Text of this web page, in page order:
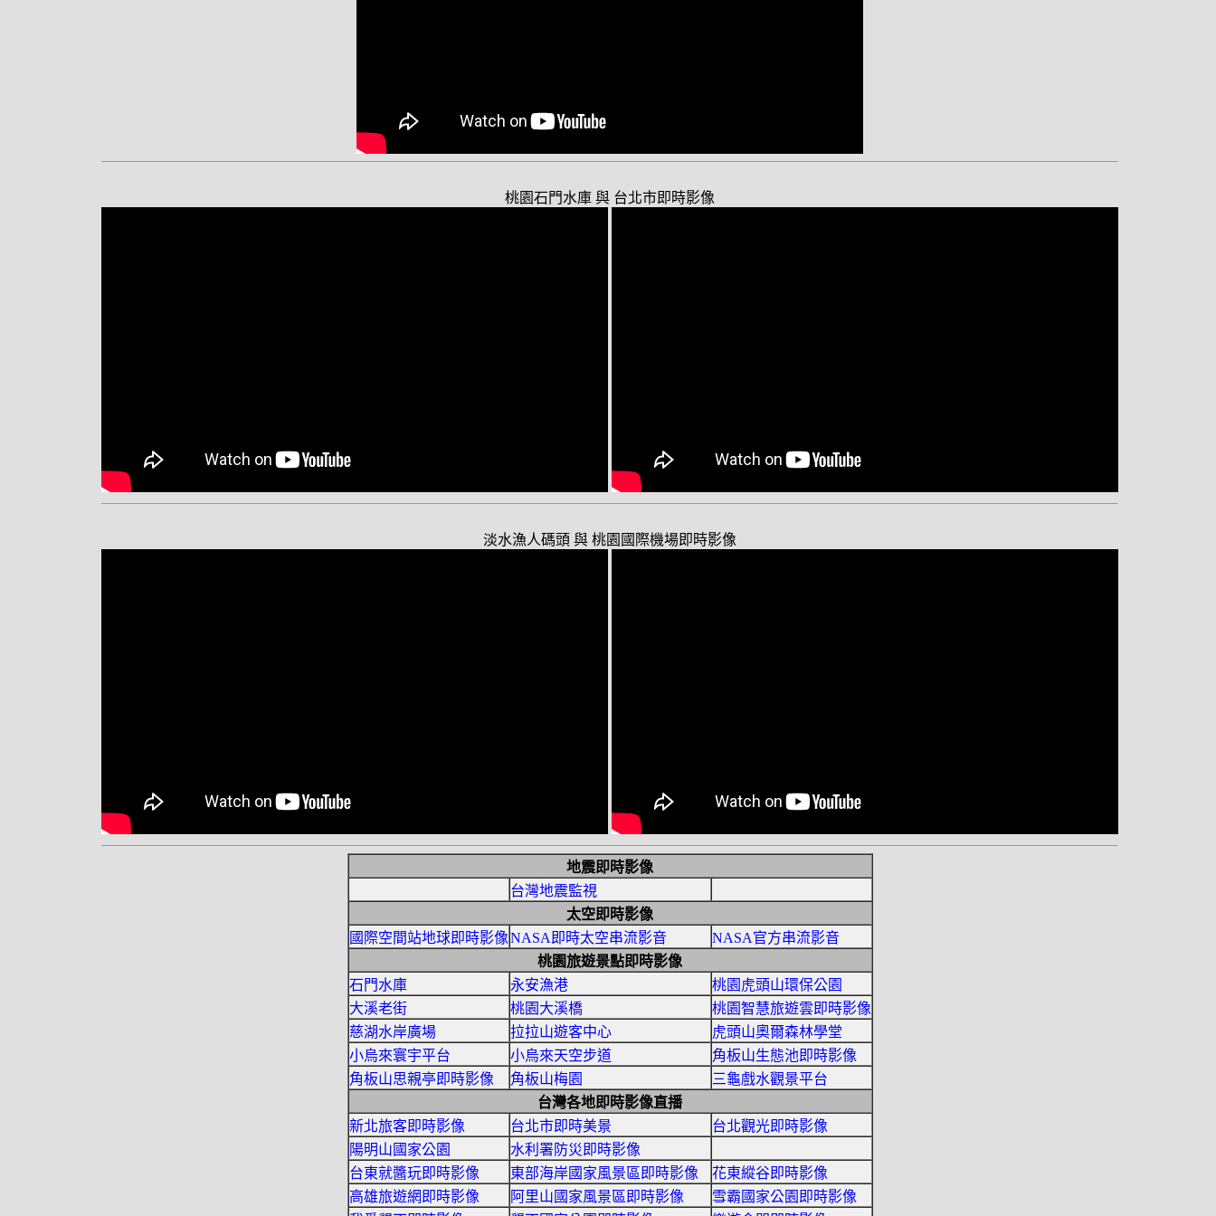
桃園石門水庫 與 台北市即時影像
淡水漁人碼頭 與 桃園國際機場即時影像
地震即時影像
台灣地震監視
太空即時影像
國際空間站地球即時影像NASA即時太空串流影音
NASA官方串流影音
桃園旅遊景點即時影像
石門水庫
永安漁港
桃園虎頭山環保公園
大溪老街
桃園大溪橋
桃園智慧旅遊雲即時影像
慈湖水岸廣場
拉拉山遊客中心
虎頭山奧爾森林學堂
小烏來寰宇平台
小烏來天空步道
角板山生態池即時影像
角板山思親亭即時影像
角板山梅園
三龜戲水觀景平台
台灣各地即時影像直播
新北旅客即時影像
台北市即時美景
台北觀光即時影像
陽明山國家公園
水利署防災即時影像
台東就醬玩即時影像
東部海岸國家風景區即時影像
花東縱谷即時影像
高雄旅遊網即時影像
阿里山國家風景區即時影像
雪霸國家公園即時影像